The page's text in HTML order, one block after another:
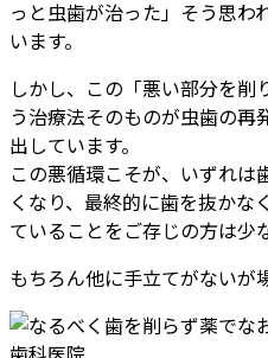
っと虫歯が治った」そう思わ
います。
しかし、この「悪い部分を削
う治療法そのものが虫歯の再
出しています。
この悪循環こそが、いずれは
くなり、最終的に歯を抜かな
ていることをご存じの方は少
もちろん他に手立てがないが